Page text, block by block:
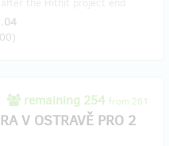
)
remaining 254 from 261
V OSTRAVĚ PRO 2